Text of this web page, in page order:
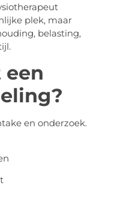
plek, maar
belasting,
een
en onderzoek.